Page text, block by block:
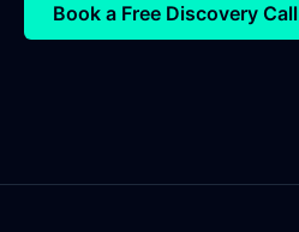
Book a Free Discovery Call